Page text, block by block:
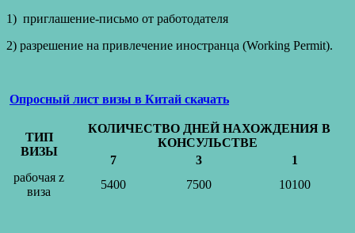
1) приглашение-письмо от работодателя
2) разрешение на привлечение иностранца (Working Permit).
Опросный лист визы в Китай скачать
ТИП
ВИЗЫ
КОЛИЧЕСТВО ДНЕЙ НАХОЖДЕНИЯ В
КОНСУЛЬСТВЕ
7
3
1
рабочая z
виза
5400 7500 10100